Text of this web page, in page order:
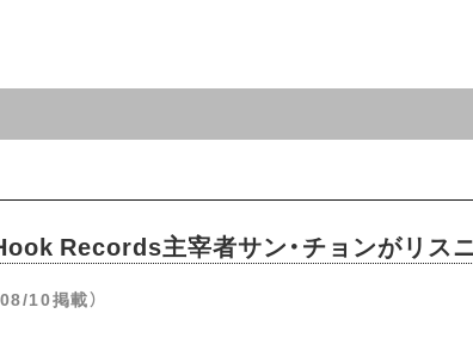
Records主宰者サン・チョンがリス
10掲載）